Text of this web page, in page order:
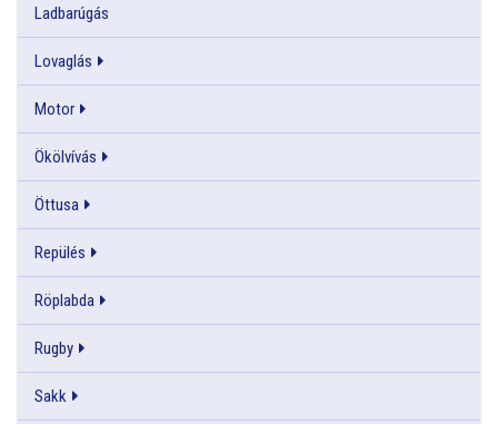
Ladbarúgás
Lovaglás
Motor
Ökölvívás
Öttusa
Repülés
Röplabda
Rugby
Sakk